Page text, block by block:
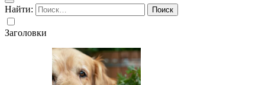
Найти:
Заголовки